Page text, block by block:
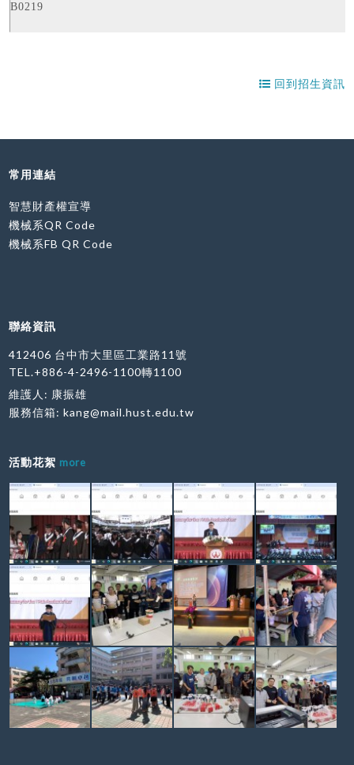
B0219
回到招生資訊
常用連結
智慧財產權宣導
機械系QR Code
機械系FB QR Code
聯絡資訊
412406 台中市大里區工業路11號
TEL.+886-4-2496-1100轉1100
維護人: 康振雄
服務信箱:kang@mail.hust.edu.tw
活動花絮 more